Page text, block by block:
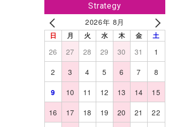
Strategy
2026年 8月
日 月 火 水 木 金 土
26 27 28 29 30 31
1
2
3 4 5 6 7
8
9
10 11 12 13 14
15
16
17 18 19 20 21
22